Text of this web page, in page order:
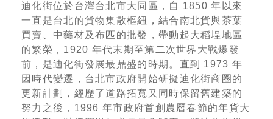
迪化街位於台灣台北市大同區，自 1850 年以來
一直是台北的貨物集散樞紐，結合南北貨與茶葉
買賣、中藥材及布匹的批發，帶動起大稻埕地區
的繁榮，1920 年代末期至第二次世界大戰爆發
前，是迪化街發展最鼎盛的時期。直到 1973 年
因時代變遷，台北市政府開始研擬迪化街商圈的
更新計劃，經歷了道路拓寬又同時保留舊建築的
努力之後，1996 年市政府首創農曆春節的年貨大